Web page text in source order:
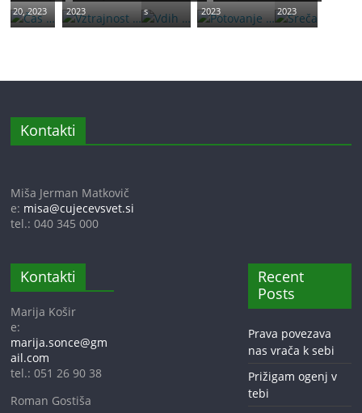
20, 2023
2023
s
2023
2023
Kontakti
Miša Jerman Matkovič
e: misa@cujecevsvet.si
tel.: 040 345 000
Kontakti
Marija Košir
e:
marija.sonce@gm
ail.com
tel.: 051 26 90 38
Roman Gostiša
Recent
Posts
Prava povezava
nas vrača k sebi
Prižigam ogenj v
tebi